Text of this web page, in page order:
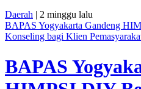
Daerah | 2 minggu lalu
BAPAS Yogyakarta Gandeng
Konseling bagi Klien
BAPAS